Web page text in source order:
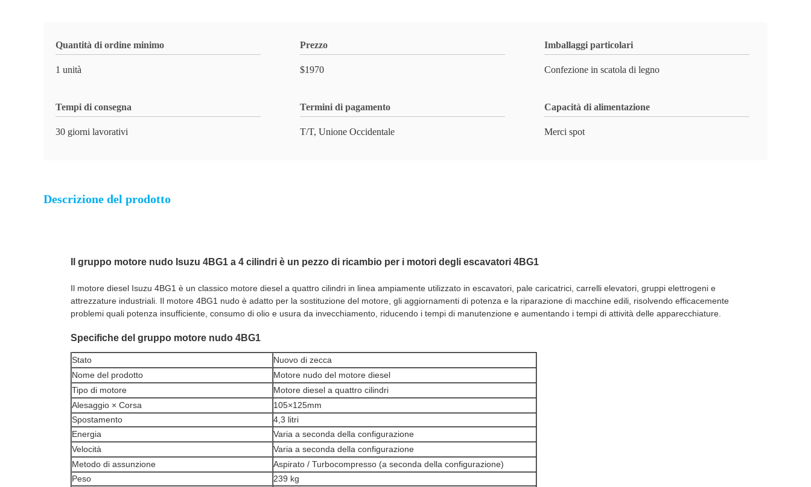
Quantità di ordine minimo
1 unità
Prezzo
$1970
Imballaggi particolari
Confezione in scatola di legno
Tempi di consegna
30 giorni lavorativi
Termini di pagamento
T/T, Unione Occidentale
Capacità di alimentazione
Merci spot
Descrizione del prodotto
Il gruppo motore nudo Isuzu 4BG1 a 4 cilindri è un pezzo di ricambio per i motori degli escavatori 4BG1
Il motore diesel Isuzu 4BG1 è un classico motore diesel a quattro cilindri in linea ampiamente utilizzato in escavatori, pale caricatrici, carrelli elevatori, gruppi elettrogeni e
attrezzature industriali. Il motore 4BG1 nudo è adatto per la sostituzione del motore, gli aggiornamenti di potenza e la riparazione di macchine edili, risolvendo efficacemente
problemi quali potenza insufficiente, consumo di olio e usura da invecchiamento, riducendo i tempi di manutenzione e aumentando i tempi di attività delle apparecchiature.
Specifiche del gruppo motore nudo 4BG1
Stato
Nuovo di zecca
Nome del prodotto
Motore nudo del motore diesel
Tipo di motore
Motore diesel a quattro cilindri
Alesaggio × Corsa
105×125mm
Spostamento
4,3 litri
Energia
Varia a seconda della configurazione
Velocità
Varia a seconda della configurazione
Metodo di assunzione
Aspirato / Turbocompresso (a seconda della configurazione)
Peso
239 kg